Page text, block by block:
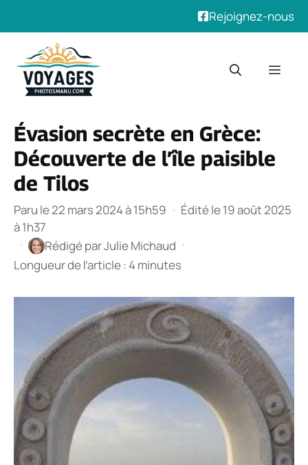
Rejoignez-nous
contenu
Évasion secrète en Grèce:
Découverte de l’île paisible
de Tilos
Paru le 22 mars 2024 à 15h59 · Édité le 19 août 2025
à 1h37
·
Rédigé parJulie Michaud ·
Longueur de l’article : 4 minutes